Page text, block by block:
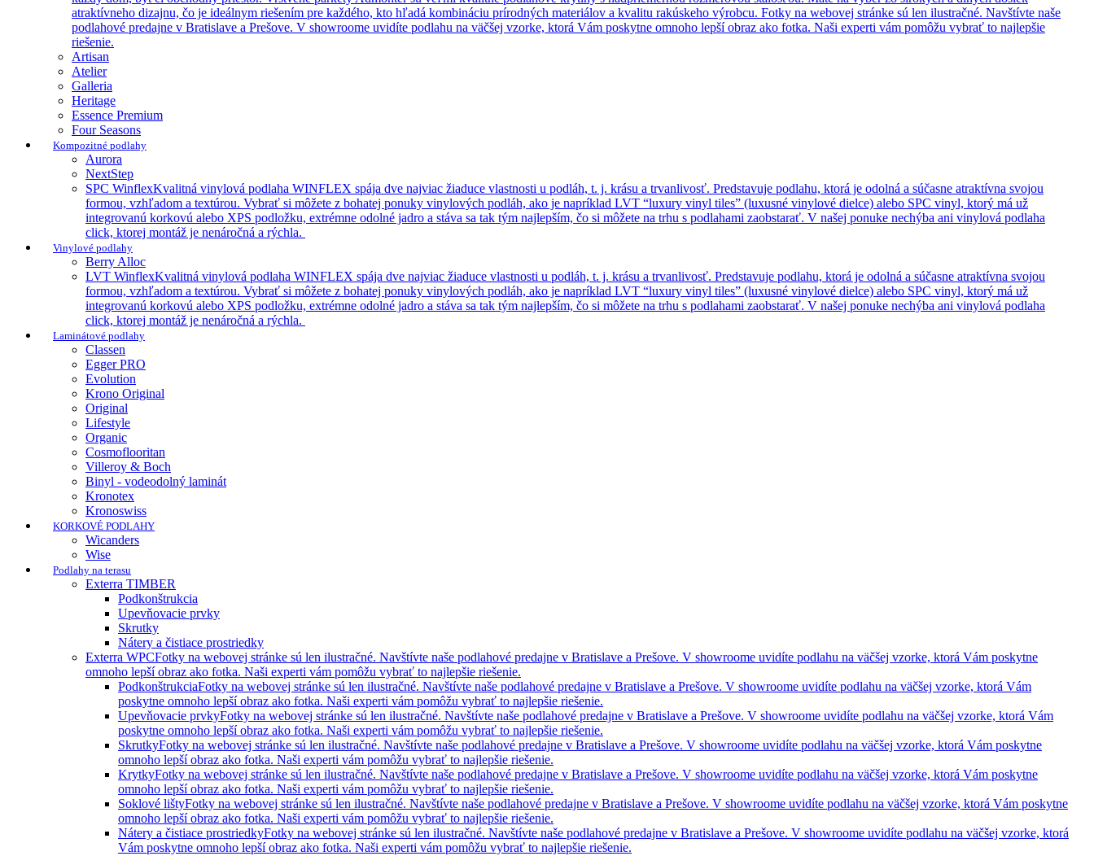
atraktívneho dizajnu, čo je ideálnym riešením pre každého, kto hľadá kombináciu prírodných materiálov a kvalitu rakúskeho výrobcu. Fotky na webovej stránke sú len ilustračné. Navštívte naše
podlahové predajne v Bratislave a Prešove. V showroome uvidíte podlahu na väčšej vzorke, ktorá Vám poskytne omnoho lepší obraz ako fotka. Naši experti vám pomôžu vybrať to najlepšie
riešenie.
Artisan
Atelier
Galleria
Heritage
Essence Premium
Four Seasons
Kompozitné podlahy
Aurora
NextStep
SPC WinflexKvalitná vinylová podlaha WINFLEX spája dve najviac žiaduce vlastnosti u podláh, t. j. krásu a trvanlivosť. Predstavuje podlahu, ktorá je odolná a súčasne atraktívna svojou
formou, vzhľadom a textúrou. Vybrať si môžete z bohatej ponuky vinylových podláh, ako je napríklad LVT “luxury vinyl tiles” (luxusné vinylové dielce) alebo SPC vinyl, ktorý má už
integrovanú korkovú alebo XPS podložku, extrémne odolné jadro a stáva sa tak tým najlepším, čo si môžete na trhu s podlahami zaobstarať. V našej ponuke nechýba ani vinylová podlaha
click, ktorej montáž je nenáročná a rýchla.
Vinylové podlahy
Berry Alloc
LVT WinflexKvalitná vinylová podlaha WINFLEX spája dve najviac žiaduce vlastnosti u podláh, t. j. krásu a trvanlivosť. Predstavuje podlahu, ktorá je odolná a súčasne atraktívna svojou
formou, vzhľadom a textúrou. Vybrať si môžete z bohatej ponuky vinylových podláh, ako je napríklad LVT “luxury vinyl tiles” (luxusné vinylové dielce) alebo SPC vinyl, ktorý má už
integrovanú korkovú alebo XPS podložku, extrémne odolné jadro a stáva sa tak tým najlepším, čo si môžete na trhu s podlahami zaobstarať. V našej ponuke nechýba ani vinylová podlaha
click, ktorej montáž je nenáročná a rýchla.
Laminátové podlahy
Classen
Egger PRO
Evolution
Krono Original
Original
Lifestyle
Organic
Cosmoflooritan
Villeroy & Boch
Binyl - vodeodolný laminát
Kronotex
Kronoswiss
KORKOVÉ PODLAHY
Wicanders
Wise
Podlahy na terasu
Exterra TIMBER
Podkonštrukcia
Upevňovacie prvky
Skrutky
Nátery a čistiace prostriedky
Exterra WPCFotky na webovej stránke sú len ilustračné. Navštívte naše podlahové predajne v Bratislave a Prešove. V showroome uvidíte podlahu na väčšej vzorke, ktorá Vám poskytne
omnoho lepší obraz ako fotka. Naši experti vám pomôžu vybrať to najlepšie riešenie.
PodkonštrukciaFotky na webovej stránke sú len ilustračné. Navštívte naše podlahové predajne v Bratislave a Prešove. V showroome uvidíte podlahu na väčšej vzorke, ktorá Vám
poskytne omnoho lepší obraz ako fotka. Naši experti vám pomôžu vybrať to najlepšie riešenie.
Upevňovacie prvkyFotky na webovej stránke sú len ilustračné. Navštívte naše podlahové predajne v Bratislave a Prešove. V showroome uvidíte podlahu na väčšej vzorke, ktorá Vám
poskytne omnoho lepší obraz ako fotka. Naši experti vám pomôžu vybrať to najlepšie riešenie.
SkrutkyFotky na webovej stránke sú len ilustračné. Navštívte naše podlahové predajne v Bratislave a Prešove. V showroome uvidíte podlahu na väčšej vzorke, ktorá Vám poskytne
omnoho lepší obraz ako fotka. Naši experti vám pomôžu vybrať to najlepšie riešenie.
KrytkyFotky na webovej stránke sú len ilustračné. Navštívte naše podlahové predajne v Bratislave a Prešove. V showroome uvidíte podlahu na väčšej vzorke, ktorá Vám poskytne
omnoho lepší obraz ako fotka. Naši experti vám pomôžu vybrať to najlepšie riešenie.
Soklové lištyFotky na webovej stránke sú len ilustračné. Navštívte naše podlahové predajne v Bratislave a Prešove. V showroome uvidíte podlahu na väčšej vzorke, ktorá Vám poskytne
omnoho lepší obraz ako fotka. Naši experti vám pomôžu vybrať to najlepšie riešenie.
Nátery a čistiace prostriedkyFotky na webovej stránke sú len ilustračné. Navštívte naše podlahové predajne v Bratislave a Prešove. V showroome uvidíte podlahu na väčšej vzorke, ktorá
Vám poskytne omnoho lepší obraz ako fotka. Naši experti vám pomôžu vybrať to najlepšie riešenie.